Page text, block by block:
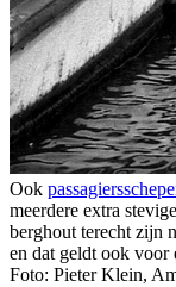
Ook
meerdere extra
berghout terecht zijn
en dat geldt ook voor
Foto: Pieter Klein,